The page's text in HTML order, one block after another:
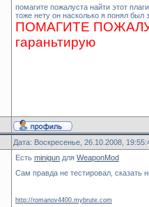
помагите пожалуста найти этот
тоже нету он насколько я понял был
ПОМАГИТЕ
гараньтирую
Дата: Воскресенье, 26.10.2008,
Есть minigun для WeaponMod
Сам правда не тестировал, сказать
http://romanov4400.mybrute.com